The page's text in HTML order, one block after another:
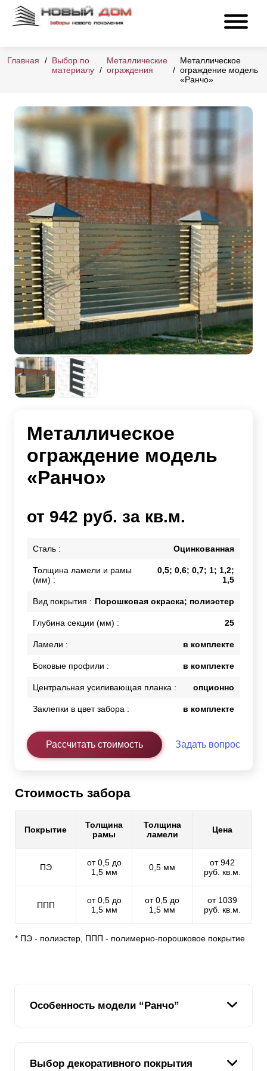
Главная
Выбор по
материалу
Металлические
ограждения
Металлическое
ограждение модель
«Ранчо»
Металлическое
ограждение модель
«Ранчо»
от 942 руб. за кв.м.
Сталь : Оцинкованная
Толщина ламели и рамы
(мм) :
0,5; 0,6; 0,7; 1; 1,2;
1,5
Вид покрытия : Порошковая окраска; полиэстер
Глубина секции (мм) : 25
Ламели : в комплекте
Боковые профили : в комплекте
Центральная усиливающая планка : опционно
Заклепки в цвет забора : в комплекте
Рассчитать стоимость Задать вопрос
Стоимость забора
Покрытие
Толщина
рамы
Толщина
ламели
Цена
ПЭ
от 0,5 до
1,5 мм
0,5 мм
от 942
руб. кв.м.
ППП
от 0,5 до
1,5 мм
от 0,5 до
1,5 мм
от 1039
руб. кв.м.
* ПЭ - полиэстер, ППП - полимерно-порошковое покрытие
Особенность модели “Ранчо”
Мы предлагаем своим клиентам только лучшие
Выбор декоративного покрытия